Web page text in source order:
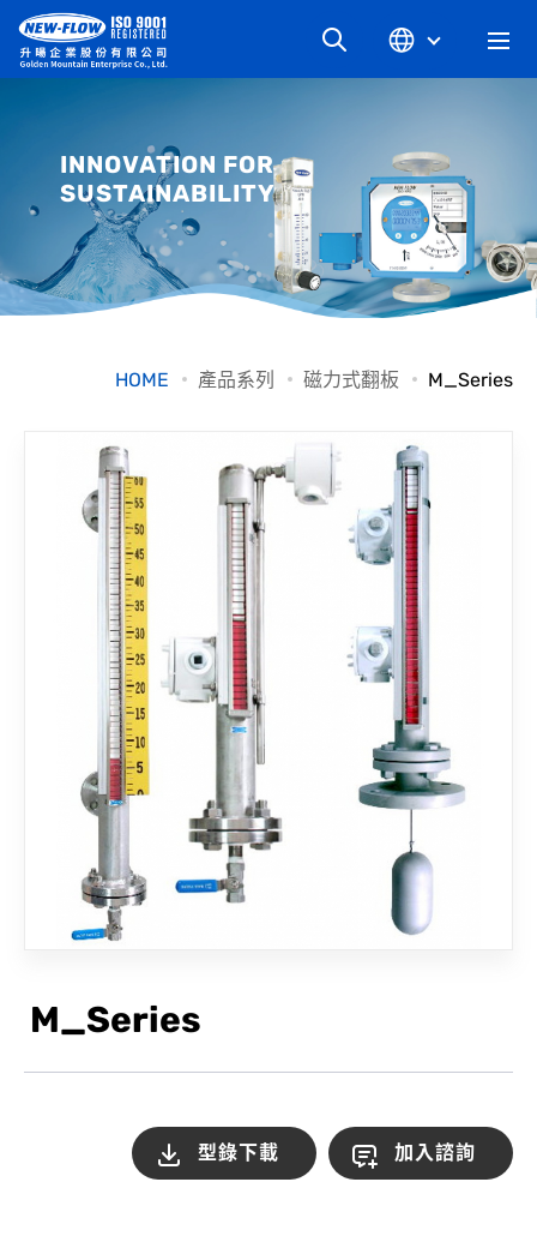
最新消息
知識文章
檔案下載
聯絡我們
INNOVATION FOR
SUSTAINABILITY
HOME 產品系列 磁力式翻板 M_Series
M_Series
型錄下載 加入諮詢